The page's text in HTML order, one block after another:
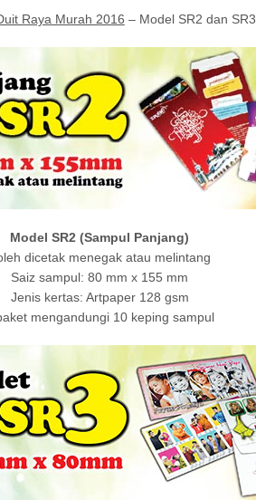
Raya Murah 2016 – Model SR2 dan SR3.
Model SR2 (Sampul Panjang)
dicetak menegak atau melintang
Saiz sampul: 80 mm x 155 mm
Jenis kertas: Artpaper 128 gsm
mengandungi 10 keping sampul